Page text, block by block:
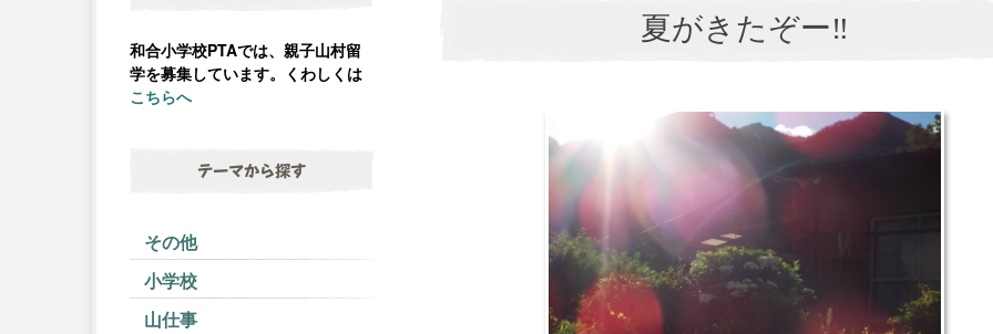
夏がきたぞー‼
和合小学校PTAでは、親子山村留
学を募集しています。くわしくは
こちらへ
テーマから探す
その他
小学校
山仕事